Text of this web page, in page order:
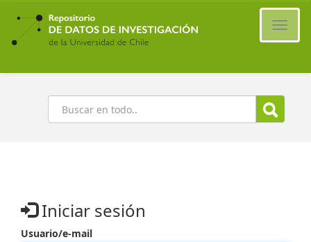
Ir
contenido
principal
Buscar
Iniciar sesión
Usuario/e-mail